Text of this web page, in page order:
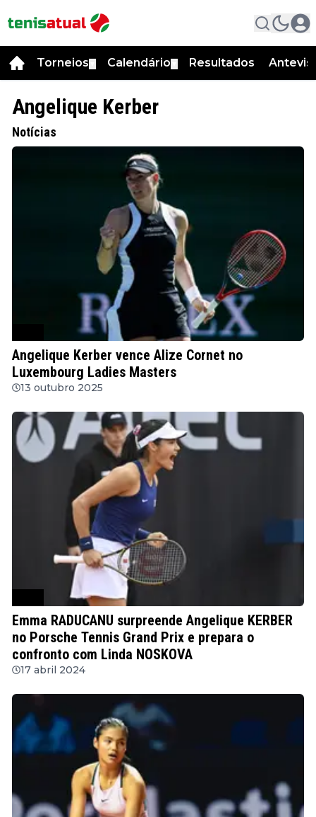
Torneios Calendário Resultados
Angelique Kerber
Notícias
Angelique Kerber vence Alize Cornet no
Luxembourg Ladies Masters
13 outubro 2025
Emma RADUCANU surpreende Angelique KERBER
no Porsche Tennis Grand Prix e prepara o
confronto com Linda NOSKOVA
17 abril 2024